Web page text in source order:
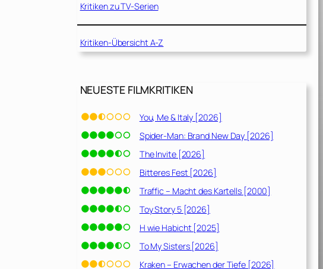
Kritiken zu TV-Serien
Kritiken-Übersicht A-Z
NEUESTE FILMKRITIKEN
You, Me & Italy [2026]
Spider-Man: Brand New Day [2026]
The Invite [2026]
Bitteres Fest [2026]
Traffic – Macht des Kartells [2000]
Toy Story 5 [2026]
H wie Habicht [2025]
To My Sisters [2026]
Kraken – Erwachen der Tiefe [2026]